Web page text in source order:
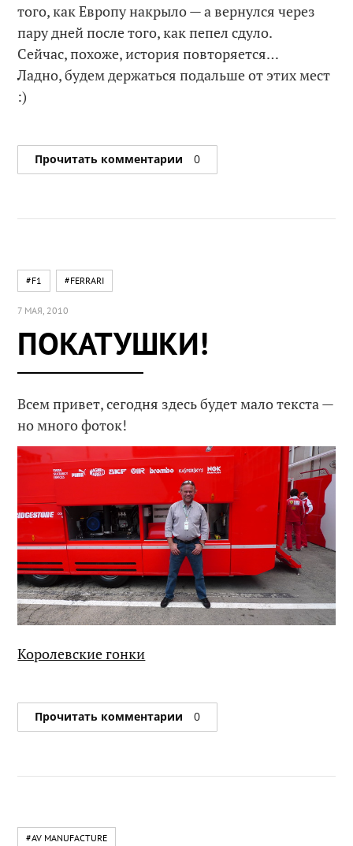
того, как Европу накрыло — а вернулся через
пару дней после того, как пепел сдуло.
Сейчас, похоже, история повторяется…
Ладно, будем держаться подальше от этих мест
:)
Прочитать комментарии 0
#F1 #FERRARI
7 МАЯ, 2010
ПОКАТУШКИ!
Всем привет, сегодня здесь будет мало текста —
но много фоток!
Королевские гонки
Прочитать комментарии 0
#AV MANUFACTURE